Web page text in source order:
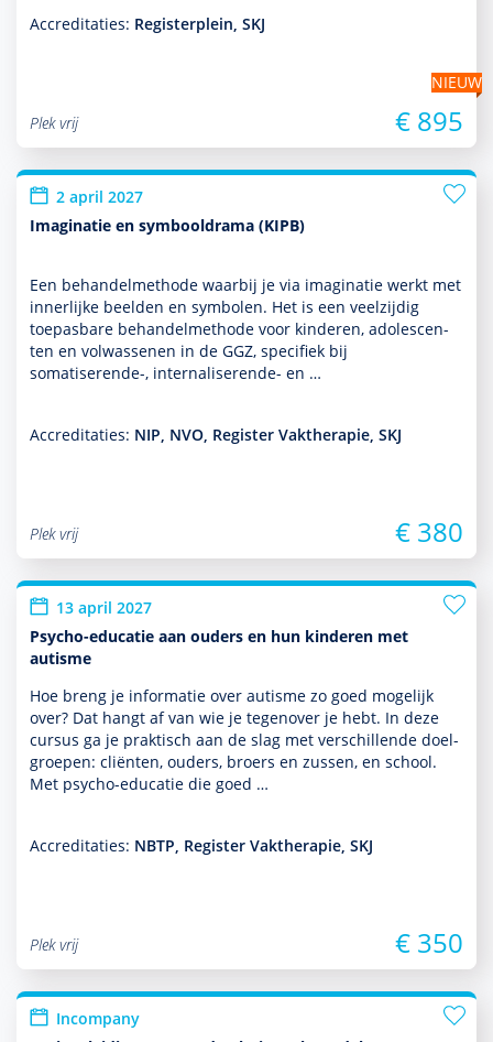
Accreditaties: Registerplein, SKJ
NIEUW
Plek vrij
€ 895
2 april 2027
Imaginatie en symbooldrama (KIPB)
Een behan­delmethode waarbij je via imaginatie werkt met
innerlijke beelden en symbolen. Het is een veelzijdig
toepasbare behan­delmethode voor kin­de­ren, adole­scen­
ten en vol­was­senen in de GGZ, specifiek bij
somatiserende-, internaliserende- en …
Accreditaties: NIP, NVO, Register Vaktherapie, SKJ
Plek vrij € 380
13 april 2027
Psycho-educatie aan ouders en hun kinderen met
autisme
Hoe breng je infor­matie over autisme zo goed moge­lijk
over? Dat hangt af van wie je tegen­over je hebt. In deze
cursus ga je prak­tisch aan de slag met ver­schil­lende doel­
groepen: cliënten, ouders, broers en zussen, en school.
Met psycho-educatie die goed …
Accreditaties: NBTP, Register Vaktherapie, SKJ
Plek vrij € 350
Incompany